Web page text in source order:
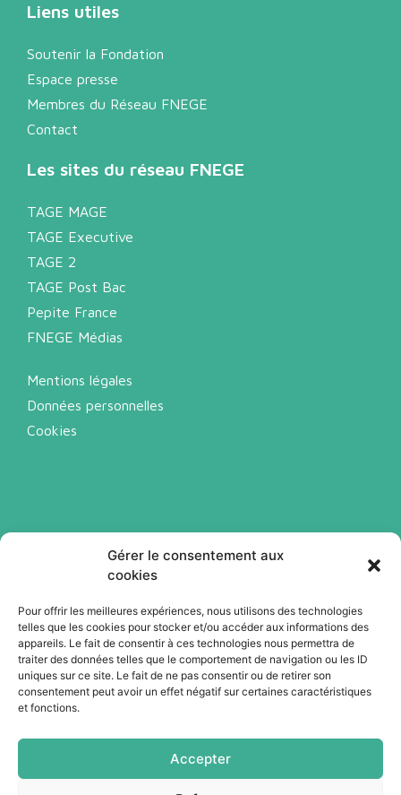
Gérer le consentement aux
cookies
Pour offrir les meilleures expériences, nous utilisons des technologies
telles que les cookies pour stocker et/ou accéder aux informations des
appareils. Le fait de consentir à ces technologies nous permettra de
traiter des données telles que le comportement de navigation ou les ID
uniques sur ce site. Le fait de ne pas consentir ou de retirer son
consentement peut avoir un effet négatif sur certaines caractéristiques
et fonctions.
Accepter
Liens utiles
Soutenir la Fondation
Espace presse
Membres du Réseau FNEGE
Contact
Les sites du réseau FNEGE
TAGE MAGE
TAGE Executive
TAGE 2
TAGE Post Bac
Pepite France
FNEGE Médias
Mentions légales
Données personnelles
Cookies
Abonnez-vous à notre newsletter
Je m'abonne